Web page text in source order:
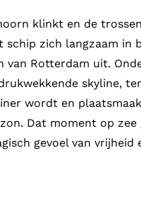
klinkt en de
schip zich langzaam in
van Rotterdam uit.
skyline,
wordt en
Dat moment op zee
gevoel van vrijheid